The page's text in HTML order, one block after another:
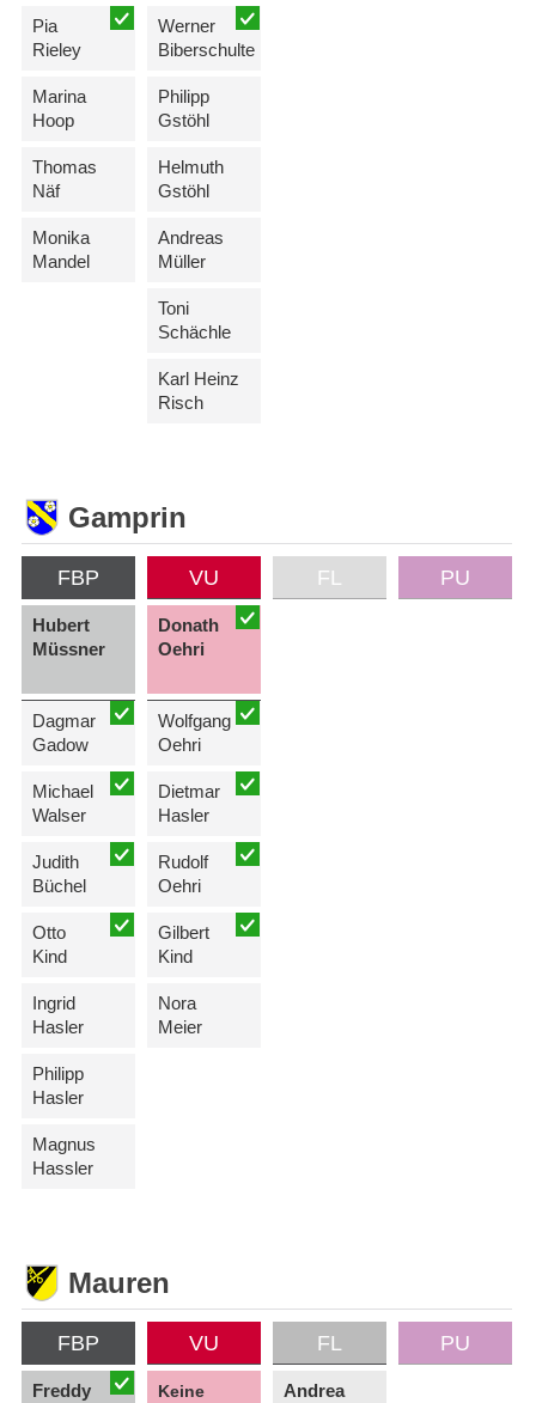
Pia
Rieley
Marina
Hoop
Thomas
Näf
Monika
Mandel
Werner
Biberschulte
Philipp
Gstöhl
Helmuth
Gstöhl
Andreas
Müller
Toni
Schächle
Karl Heinz
Risch
Gamprin
FBP
Hubert
Müssner
Dagmar
Gadow
Michael
Walser
Judith
Büchel
Otto
Kind
Ingrid
Hasler
Philipp
Hasler
Magnus
Hassler
VU
Donath
Oehri
Wolfgang
Oehri
Dietmar
Hasler
Rudolf
Oehri
Gilbert
Kind
Nora
Meier
FL PU
Mauren
FBP
Freddy
VU
Keine
FL
Andrea
PU